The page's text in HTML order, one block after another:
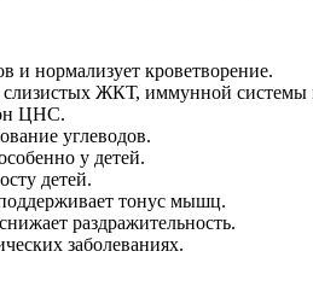
и нормализует кроветворение.
слизистых ЖКТ, иммунной системы
ЦНС.
углеводов.
у детей.
детей.
тонус мышц.
раздражительность.
заболеваниях.